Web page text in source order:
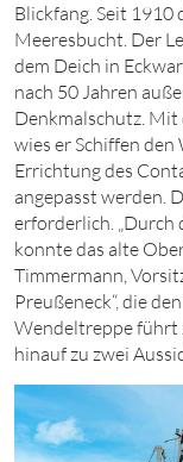
Blickfang. Seit 1910
Meeresbucht. Der
dem Deich in
nach 50 Jahren
Denkmalschutz.
wies er Schiffen den
Errichtung des
angepasst werden.
erforderlich. „Durch
konnte das alte
Timmermann,
Preußeneck“, die
Wendeltreppe führt
hinauf zu zwei